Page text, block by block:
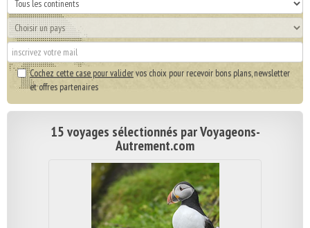
Cochez cette case pour validervos choix pour recevoir bons plans, newsletter
et offres partenaires
15 voyages sélectionnés par Voyageons-
Autrement.com